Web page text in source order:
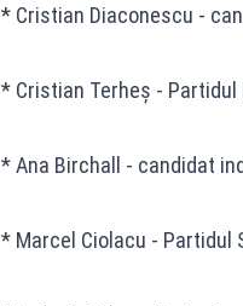
* Cristian Diaconescu -
* Cristian Terheş -
* Ana Birchall - candidat
* Marcel Ciolacu - Partidul